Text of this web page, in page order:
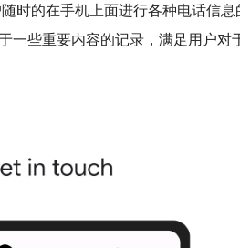
时的在手机上面进行各种电话信
一些重要内容的记录，满足用户对